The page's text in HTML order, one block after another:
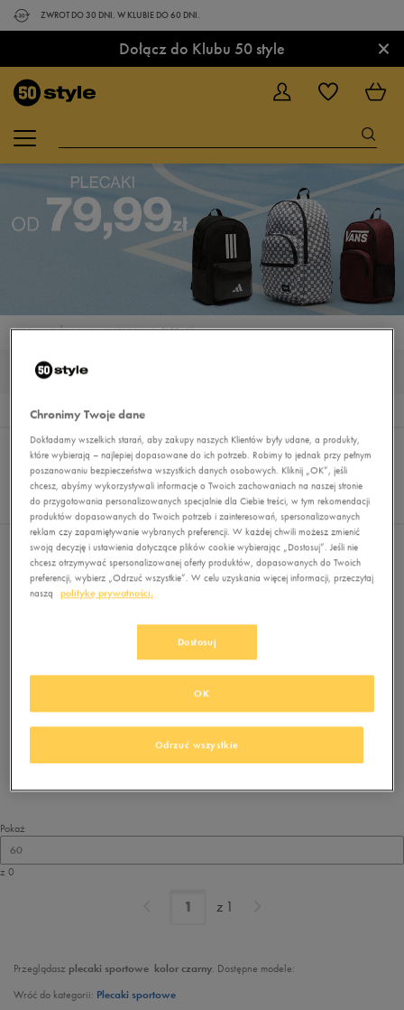
ZWROT DO 30 DNI. W KLUBIE DO 60 DNI.
Dołącz do Klubu 50 style ×
STRONA GŁÓWNA AKCESORIA PLECAKI
0
Wyników
Sortuj:
REKOMENDOWANE
FILTRUJ (1)
Pokaż
60
z 0
Wybrane filtry: CZARNY Wyczyść filtry
Brak produktów do wyświetlenia
Zmień kryteria wyszukiwania lub
Pokaż
60
z 0
z 1
Przeglądasz plecaki sportowe kolor czarny. Dostępne modele:
Wróć do kategorii: Plecaki sportowe
Chronimy Twoje dane
Dokładamy wszelkich starań, aby zakupy naszych Klientów były udane, a produkty,
które wybierają – najlepiej dopasowane do ich potrzeb. Robimy to jednak przy pełnym
poszanowaniu bezpieczeństwa wszystkich danych osobowych. Kliknij „OK”, jeśli
chcesz, abyśmy wykorzystywali informacje o Twoich zachowaniach na naszej stronie
do przygotowania personalizowanych specjalnie dla Ciebie treści, w tym rekomendacji
produktów dopasowanych do Twoich potrzeb i zainteresowań, spersonalizowanych
reklam czy zapamiętywanie wybranych preferencji. W każdej chwili możesz zmienić
swoją decyzję i ustawienia dotyczące plików cookie wybierając „Dostosuj”. Jeśli nie
chcesz otrzymywać spersonalizowanej oferty produktów, dopasowanych do Twoich
preferencji, wybierz „Odrzuć wszystkie”. W celu uzyskania więcej informacji, przeczytaj
naszą
politykę prywatności.
Dostosuj
Odrzuć wszystkie
OK